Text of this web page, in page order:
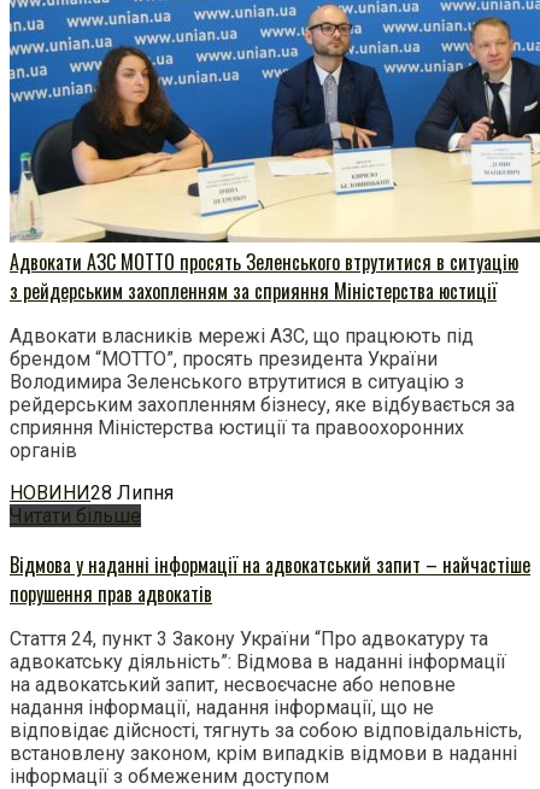
Адвокати АЗС МОТТО просять Зеленського втрутитися в ситуацію
з рейдерським захопленням за сприяння Міністерства юстиції
Адвокати власників мережі АЗС, що працюють під
брендом “МОТТО”, просять президента України
Володимира Зеленського втрутитися в ситуацію з
рейдерським захопленням бізнесу, яке відбувається за
сприяння Міністерства юстиції та правоохоронних
органів
НОВИНИ28 Липня
Читати більше
Відмова у наданні інформації на адвокатський запит – найчастіше
порушення прав адвокатів
Стаття 24, пункт 3 Закону України “Про адвокатуру та
адвокатську діяльність”: Відмова в наданні інформації
на адвокатський запит, несвоєчасне або неповне
надання інформації, надання інформації, що не
відповідає дійсності, тягнуть за собою відповідальність,
встановлену законом, крім випадків відмови в наданні
інформації з обмеженим доступом